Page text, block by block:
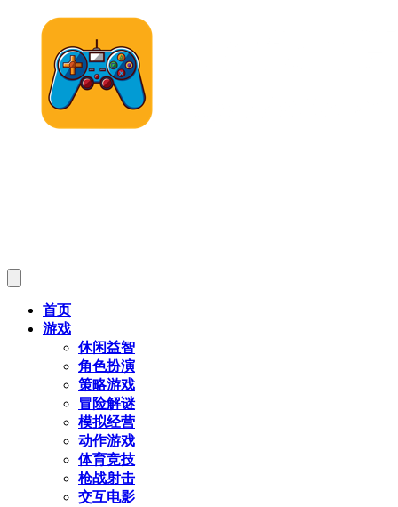
首页
游戏
休闲益智
角色扮演
策略游戏
冒险解谜
模拟经营
动作游戏
体育竞技
枪战射击
交互电影